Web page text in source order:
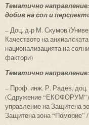
Тематично
добив на сол и
– Доц. д-р М. Скумов
Качеството на
национализацията на
фактори)
Тематично
– Проф. инж. Р. Радев,
(Сдружение “ЕКОФОРУМ”)
управление на Защитена
Защитена зона “Поморие”